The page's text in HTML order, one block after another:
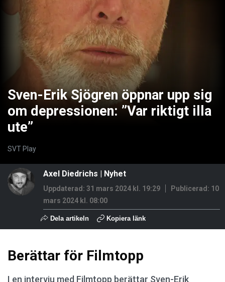
Sven-Erik Sjögren öppnar upp sig
om depressionen: ”Var riktigt illa
ute”
SVT Play
Axel Diedrichs | Nyhet
Uppdaterad: 31 mars 2024 kl. 19:29 Publicerad: 10
mars 2024 kl. 08:00
Dela artikeln Kopiera länk
Berättar för Filmtopp
I en intervju med Filmtopp berättar Sven-Erik